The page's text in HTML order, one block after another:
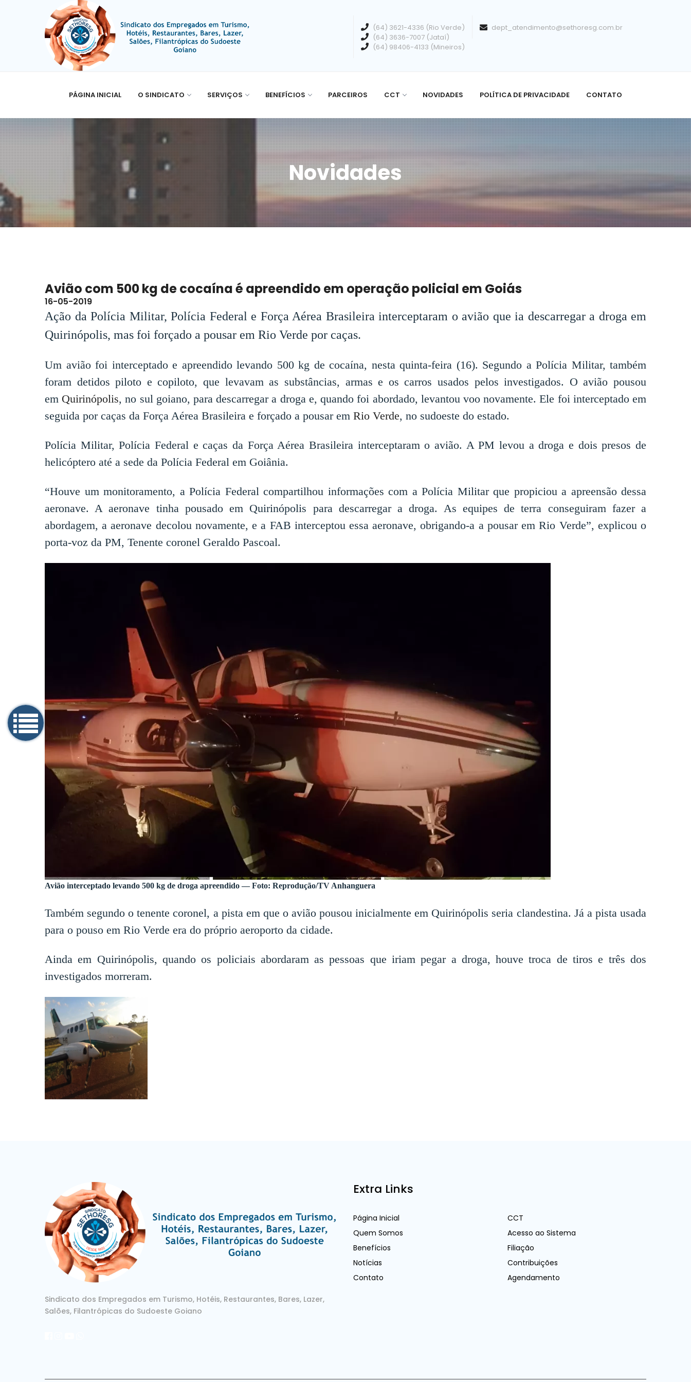
(64) 3621-4336 (Rio Verde)
(64) 3636-7007 (Jataí)
(64) 98406-4133 (Mineiros)
dept_atendimento@sethoresg.com.br
PÁGINA INICIAL O SINDICATO SERVIÇOS BENEFÍCIOS PARCEIROS CCT NOVIDADES POLÍTICA DE PRIVACIDADE CONTATO
Novidades
Avião com 500 kg de cocaína é apreendido em operação policial em Goiás
16-05-2019
Ação da Polícia Militar, Polícia Federal e Força Aérea Brasileira interceptaram o avião que ia descarregar a droga em
Quirinópolis, mas foi forçado a pousar em Rio Verde por caças.
Um avião foi interceptado e apreendido levando 500 kg de cocaína, nesta quinta-feira (16). Segundo a Polícia Militar, também
foram detidos piloto e copiloto, que levavam as substâncias, armas e os carros usados pelos investigados. O avião pousou
em Quirinópolis, no sul goiano, para descarregar a droga e, quando foi abordado, levantou voo novamente. Ele foi interceptado em
seguida por caças da Força Aérea Brasileira e forçado a pousar em Rio Verde, no sudoeste do estado.
Polícia Militar, Polícia Federal e caças da Força Aérea Brasileira interceptaram o avião. A PM levou a droga e dois presos de
helicóptero até a sede da Polícia Federal em Goiânia.
“Houve um monitoramento, a Polícia Federal compartilhou informações com a Polícia Militar que propiciou a apreensão dessa
aeronave. A aeronave tinha pousado em Quirinópolis para descarregar a droga. As equipes de terra conseguiram fazer a
abordagem, a aeronave decolou novamente, e a FAB interceptou essa aeronave, obrigando-a a pousar em Rio Verde”, explicou o
porta-voz da PM, Tenente coronel Geraldo Pascoal.
Avião interceptado levando 500 kg de droga apreendido — Foto: Reprodução/TV Anhanguera
Também segundo o tenente coronel, a pista em que o avião pousou inicialmente em Quirinópolis seria clandestina. Já a pista usada
para o pouso em Rio Verde era do próprio aeroporto da cidade.
Ainda em Quirinópolis, quando os policiais abordaram as pessoas que iriam pegar a droga, houve troca de tiros e três dos
investigados morreram.
Sindicato dos Empregados em Turismo, Hotéis, Restaurantes, Bares, Lazer,
Salões, Filantrópicas do Sudoeste Goiano
Extra Links
Página Inicial
Quem Somos
Benefícios
Notícias
Contato
CCT
Acesso ao Sistema
Filiação
Contribuições
Agendamento